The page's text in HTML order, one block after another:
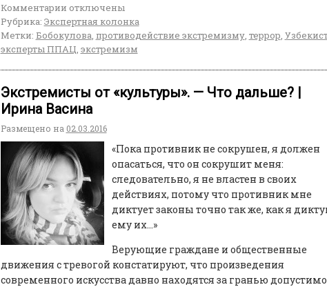
Комментарии отключены
Рубрика: Экспертная колонка
Метки: Бобокулова противодействие экстремизму, террор
эксперты ППАЦ экстремизм
Экстремисты от «культуры». — Что дальше? |
Ирина Васина
Размещено на 02.03.2016
«Пока противник не сокрушен, я должен
опасаться, что он сокрушит меня:
следовательно, я не властен в своих
действиях, потому что противник мне
диктует законы точно так же, как я
ему их…»
Верующие граждане и общественные
движения с тревогой констатируют, что произведения
современного искусства давно находятся за гранью